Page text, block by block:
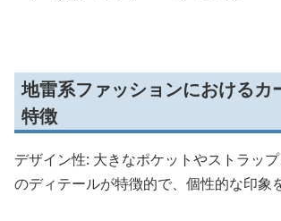
地雷系ファッションにおけるカ
特徴
デザイン性: 大きなポケットやストラッ
のディテールが特徴的で、個性的な印象